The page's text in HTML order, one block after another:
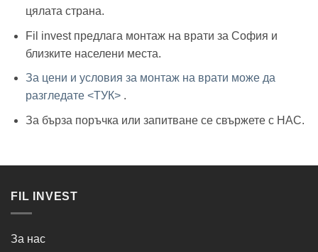
цялата страна.
Fil invest предлага монтаж на врати за София и
близките населени места.
За цени и условия за монтаж на врати може да
разгледате <ТУК>.
За бърза поръчка или запитване се свържете с НАС.
FIL INVEST
За нас